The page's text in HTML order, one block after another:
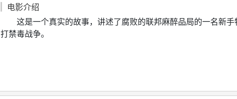
电影介绍
这是一个真实的故事，讲述了腐败的联邦麻醉品局的一名新手
打禁毒战争。